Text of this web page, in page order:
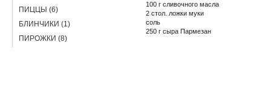
100 г сливочного масла
2 стол. ложки муки
соль
250 г сыра Пармезан
ПИЦЦЫ (6)
БЛИНЧИКИ (1)
ПИРОЖКИ (8)